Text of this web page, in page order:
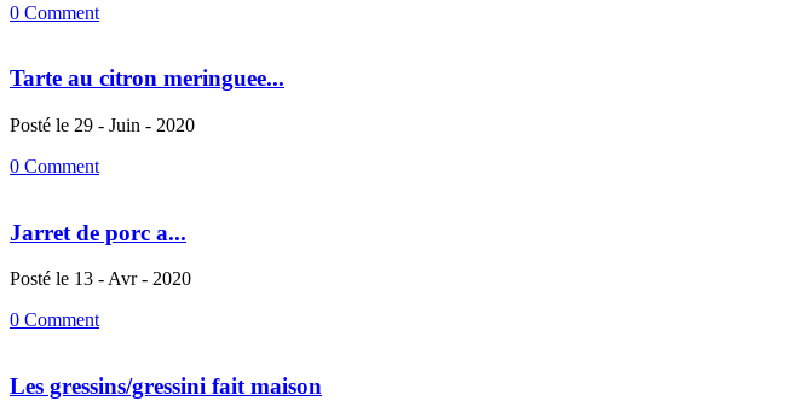
0 Comment
Tarte au citron meringuee...
Posté le 29 - Juin - 2020
0 Comment
Jarret de porc a...
Posté le 13 - Avr - 2020
0 Comment
Les gressins/gressini fait maison